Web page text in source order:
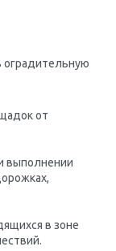
оградительную
от
выполнении
в зоне